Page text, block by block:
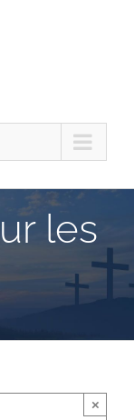
les
×